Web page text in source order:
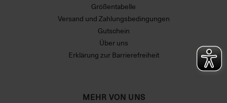
Größentabelle
Versand und Zahlungsbedingungen
Gutschein
Über uns
Erklärung zur Barrierefreiheit
MEHR VON UNS